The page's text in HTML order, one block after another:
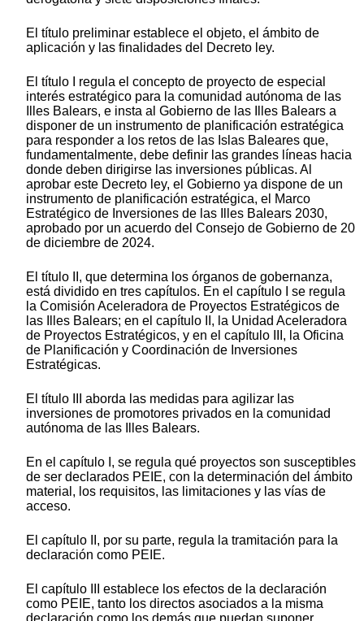
El título preliminar establece el objeto, el ámbito de
aplicación y las finalidades del Decreto ley.
El título I regula el concepto de proyecto de especial
interés estratégico para la comunidad autónoma de las
Illes Balears, e insta al Gobierno de las Illes Balears a
disponer de un instrumento de planificación estratégica
para responder a los retos de las Islas Baleares que,
fundamentalmente, debe definir las grandes líneas hacia
donde deben dirigirse las inversiones públicas. Al
aprobar este Decreto ley, el Gobierno ya dispone de un
instrumento de planificación estratégica, el Marco
Estratégico de Inversiones de las Illes Balears 2030,
aprobado por un acuerdo del Consejo de Gobierno de 20
de diciembre de 2024.
El título II, que determina los órganos de gobernanza,
está dividido en tres capítulos. En el capítulo I se regula
la Comisión Aceleradora de Proyectos Estratégicos de
las Illes Balears; en el capítulo II, la Unidad Aceleradora
de Proyectos Estratégicos, y en el capítulo III, la Oficina
de Planificación y Coordinación de Inversiones
Estratégicas.
El título III aborda las medidas para agilizar las
inversiones de promotores privados en la comunidad
autónoma de las Illes Balears.
En el capítulo I, se regula qué proyectos son susceptibles
de ser declarados PEIE, con la determinación del ámbito
material, los requisitos, las limitaciones y las vías de
acceso.
El capítulo II, por su parte, regula la tramitación para la
declaración como PEIE.
El capítulo III establece los efectos de la declaración
como PEIE, tanto los directos asociados a la misma